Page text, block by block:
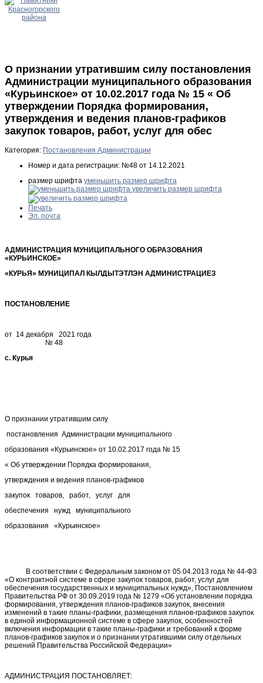
О признании утратившим силу постановления
Администрации муниципального образования
«Курьинское» от 10.02.2017 года № 15 « Об
утверждении Порядка формирования,
утверждения и ведения планов-графиков
закупок товаров, работ, услуг для обес
Категория: Постановления Администрации
Номер и дата регистрации: №48 от 14.12.2021
размер шрифта уменьшить размер шрифта
увеличить размер шрифта
Печать
Эл. почта
АДМИНИСТРАЦИЯ МУНИЦИПАЛЬНОГО ОБРАЗОВАНИЯ
«КУРЬИНСКОЕ»
«КУРЬЯ» МУНИЦИПАЛ КЫЛДЫТЭТЛЭН АДМИНИСТРАЦИЕЗ
ПОСТАНОВЛЕНИЕ
от 14 декабря 2021 года
№ 48
с. Курья
О признании утратившим силу
постановления Администрации муниципального
образования «Курьинское» от 10.02.2017 года № 15
« Об утверждении Порядка формирования,
утверждения и ведения планов-графиков
закупок товаров, работ, услуг для
обеспечения нужд муниципального
образования «Курьинское»
В соответствии с Федеральным законом от 05.04.2013 года № 44-ФЗ
«О контрактной системе в сфере закупок товаров, работ, услуг для
обеспечения государственных и муниципальных нужд», Постановлением
Правительства РФ от 30.09.2019 года № 1279 «Об установлении порядка
формирования, утверждения планов-графиков закупок, внесения
изменений в такие планы-графики, размещения планов-графиков закупок
в единой информационной системе в сфере закупок, особенностей
включения информации в такие планы-графики и требований к форме
планов-графиков закупок и о признании утратившими силу отдельных
решений Правительства Российской Федерации»
АДМИНИСТРАЦИЯ ПОСТАНОВЛЯЕТ: